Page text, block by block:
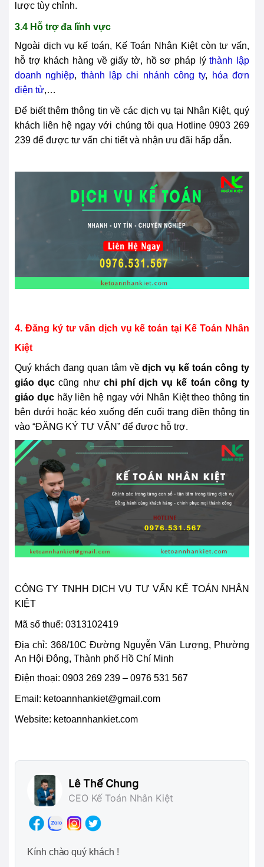
lược tùy chỉnh.
3.4 Hỗ trợ đa lĩnh vực
Ngoài dịch vụ kế toán, Kế Toán Nhân Kiệt còn tư vấn,
hỗ trợ khách hàng về giấy tờ, hồ sơ pháp lýthành lập
doanh nghiệp, thành lập chi nhánh công ty,
hóa đơn
điện tử,…
Để biết thêm thông tin về các dịch vụ tại Nhân Kiệt, quý
khách liên hệ ngay với chúng tôi qua Hotline 0903 269
239 để được tư vấn chi tiết và nhận ưu đãi hấp dẫn.
4. Đăng ký tư vấn dịch vụ kế toán tại Kế Toán Nhân
Kiệt
Quý khách đang quan tâm vềdịch vụ kế toán công ty
giáo dụccũng như chi phí dịch vụ kế toán công ty
giáo dụchãy liên hệ ngay với Nhân Kiệt theo thông tin
bên dưới hoặc kéo xuống đến cuối trang điền thông tin
vào “ĐĂNG KÝ TƯ VẤN” để được hỗ trợ.
CÔNG TY TNHH DỊCH VỤ TƯ VẤN KẾ TOÁN NHÂN
KIỆT
Mã số thuế: 0313102419
Địa chỉ: 368/10C Đường Nguyễn Văn Lượng, Phường
An Hội Đông, Thành phố Hồ Chí Minh
Điện thoại: 0903 269 239 – 0976 531 567
Email: ketoannhankiet@gmail.com
Website: ketoannhankiet.com
Lê Thế Chung
CEO Kế Toán Nhân Kiệt
Kính chào quý khách !